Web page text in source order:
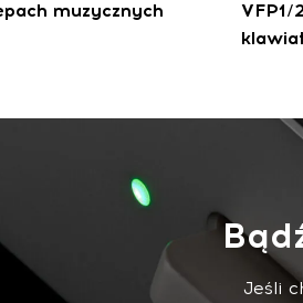
muzycznych
VFP1/
Jeśli